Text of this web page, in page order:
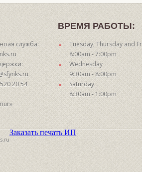
служба:
20 54
ВРЕМЯ РАБОТЫ:
Tuesday, Thursday and
8:00am - 7:00pm
Wednesday
9:30am - 8:00pm
Saturday
8:30am - 1:00pm
Заказать печать ИП